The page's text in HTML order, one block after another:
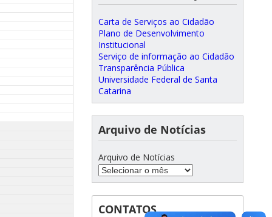
Carta de Serviços ao Cidadão
Plano de Desenvolvimento
Institucional
Serviço de informação ao Cidadão
Transparência Pública
Universidade Federal de Santa
Catarina
Arquivo de Notícias
Arquivo de Notícias
CONTATOS